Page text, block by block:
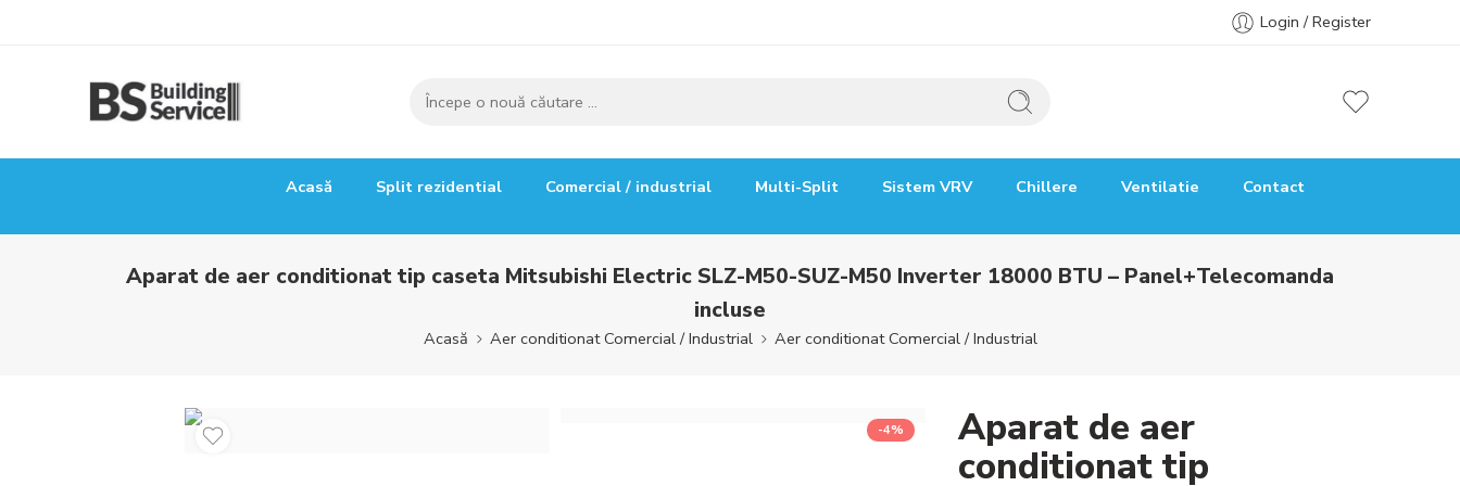
Login / Register
Acasă Split rezidential Comercial / industrial Multi-Split Sistem VRV Chillere Ventilatie Contact
Aparat de aer conditionat tip caseta Mitsubishi Electric SLZ-M50-SUZ-M50 Inverter 18000 BTU – Panel+Telecomanda
incluse
Acasă Aer conditionat Comercial / Industrial Aer conditionat Comercial / Industrial
-4% Aparat de aer
conditionat tip